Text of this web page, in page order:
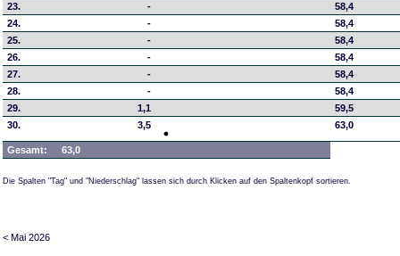
23.
-
58,4
24.
-
58,4
25.
-
58,4
26.
-
58,4
27.
-
58,4
28.
-
58,4
29.
1,1
59,5
30.
3,5 63,0
Gesamt: 63,0
Die Spalten "Tag" und "Niederschlag" lassen sich durch Klicken auf den Spaltenkopf sortieren.
< Mai 2026